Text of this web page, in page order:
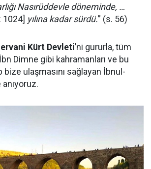
Nasırüddevle döneminde, …
yılına kadar sürdü.” (s. 56)
Kürt Devleti’ni gururla, tüm
Dimne gibi kahramanları ve bu
ulaşmasını sağlayan İbnul-